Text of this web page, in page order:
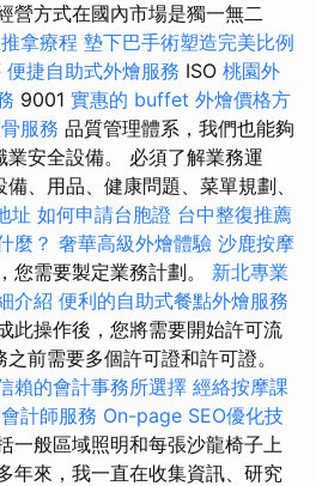
營方式在國內市場是獨一無二
拿療程 墊下巴手術塑造完美比例
便捷自助式外燴服務 ISO 桃園外
9001 實惠的 buffet 外燴價格方
服務 品質管理體系，我們也能夠
安全設備。 必須了解業務運
、用品、健康問題、菜單規劃、
址 如何申請台胞證 台中整復推薦
麼？ 奢華高級外燴體驗 沙鹿按摩
您需要製定業務計劃。 新北專業
介紹 便利的自助式餐點外燴服務
此操作後，您將需要開始許可流
前需要多個許可證和許可證。
賴的會計事務所選擇 經絡按摩課
計師服務 On-page SEO優化技
一般區域照明和每張沙龍椅子上
年來，我一直在收集資訊、研究